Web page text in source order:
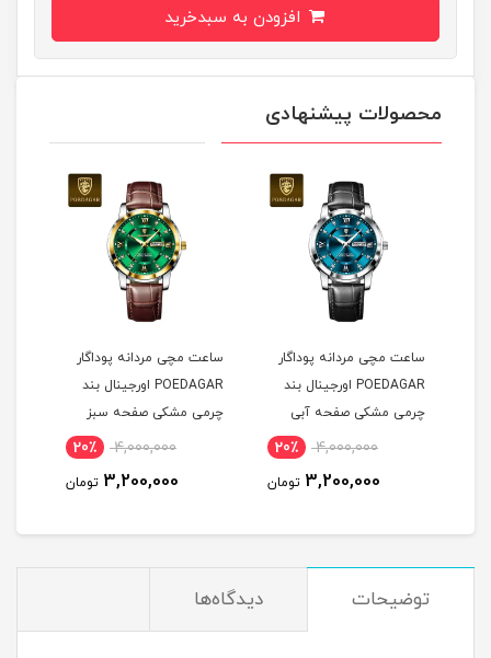
محصولات پیشنهادی
ساعت مچی مردانه پوداگار
POEDAGAR اورجينال بند
چرمی مشکی صفحه آبی
4,000,000 20٪
3,200,000 تومان
ساعت مچی مردانه پوداگار
POEDAGAR اورجينال بند
چرمی مشکی صفحه سبز
4,000,000 20٪
3,200,000 تومان
توضیحات دیدگاه‌ها